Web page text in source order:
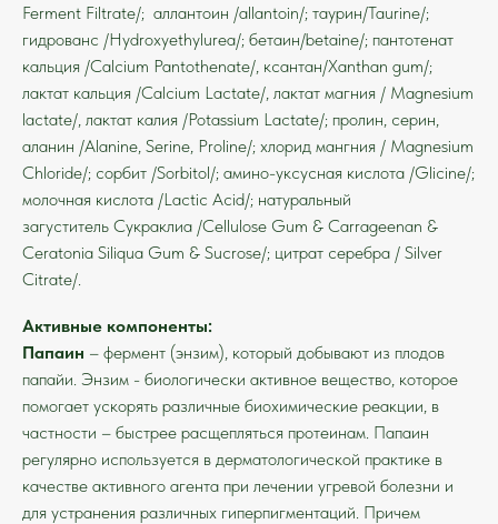
Ferment Filtrate/; аллантоин /allantoin/; таурин/Taurine/;
гидрованс /Hydroxyethylurea/; бетаин/betaine/; пантотенат
кальция /Calcium Pantothenate/, ксантан/Xanthan gum/;
лактат кальция /Calcium Lactate/, лактат магния / Magnesium
lactate/, лактат калия /Potassium Lactate/; пролин, серин,
аланин /Alanine, Serine, Proline/; хлорид мангния / Magnesium
Chloride/; сорбит /Sorbitol/; амино-уксусная кислота /Glicine/;
молочная кислота /Lactic Acid/; натуральный
загуститель Сукраклиа /Cellulose Gum & Carrageenan &
Ceratonia Siliqua Gum & Sucrose/; цитрат серебра / Silver
Citrate/.
Активные компоненты:
Папаин – фермент (энзим), который добывают из плодов
папайи. Энзим - биологически активное вещество, которое
помогает ускорять различные биохимические реакции, в
частности – быстрее расщепляться протеинам. Папаин
регулярно используется в дерматологической практике в
качестве активного агента при лечении угревой болезни и
для устранения различных гиперпигментаций. Причем